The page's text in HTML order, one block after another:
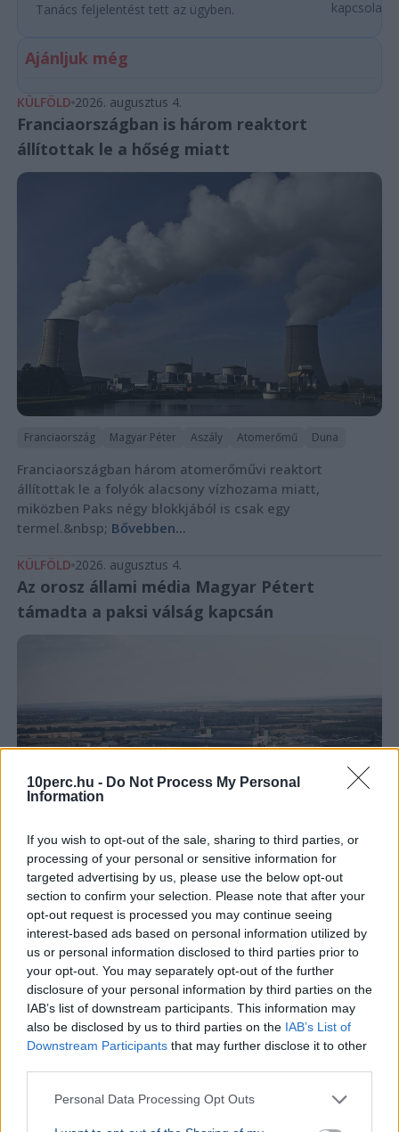
10perc.hu - Do Not Process My Personal
Information
If you wish to opt-out of the sale, sharing to third parties, or
processing of your personal or sensitive information for
targeted advertising by us, please use the below opt-out
section to confirm your selection. Please note that after your
opt-out request is processed you may continue seeing
interest-based ads based on personal information utilized by
us or personal information disclosed to third parties prior to
your opt-out. You may separately opt-out of the further
disclosure of your personal information by third parties on the
IAB’s list of downstream participants. This information may
also be disclosed by us to third parties on the IAB’s List of
Downstream Participants that may further disclose it to other
Personal Data Processing Opt Outs
Tanács feljelentést tett az ügyben.
Ajánljuk még
KÜLFÖLD 2026. augusztus 4.
Franciaországban is három reaktort
állítottak le a hőség miatt
Franciaország Magyar Péter Aszály Atomerőmű Duna
Franciaországban három atomerőművi reaktort
állítottak le a folyók alacsony vízhozama miatt,
miközben Paks négy blokkjából is csak egy
termel.&nbsp; Bővebben...
KÜLFÖLD 2026. augusztus 4.
Az orosz állami média Magyar Pétert
támadta a paksi válság kapcsán
Oroszország Magyar Péter Paks Atomerőmű
A RIA Novosztyi orosz állami hírügynökség a paksi
vízhiányt kihasználva bírálta gúnyosan Magyar Pétert
korábbi, Paks II-ről tett kritikus kijelentései miatt.
Bővebben...
KÜLFÖLD 2026. augusztus 4.
Tizenkét évig hallgatta a mesét a NATO-
tagságról, most feladta a londoni ukrán
nagykövet